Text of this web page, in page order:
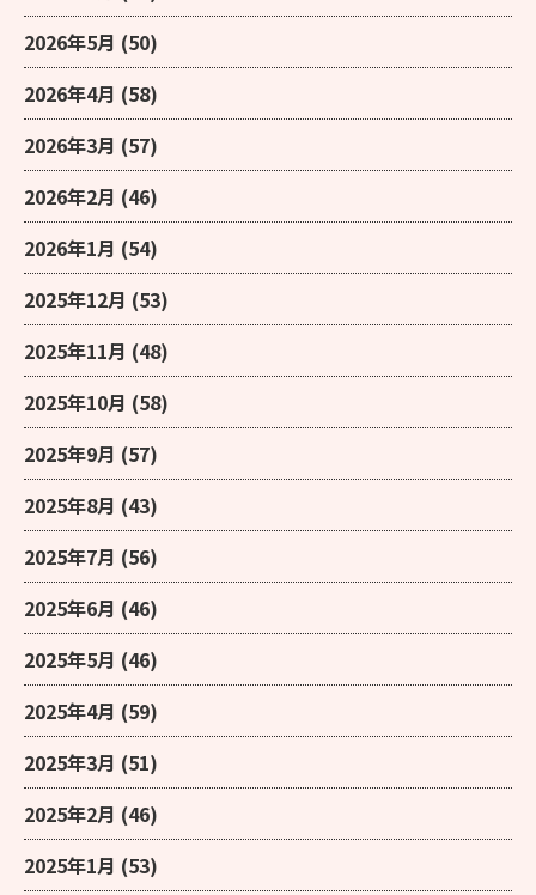
2026年5月 (50)
2026年4月 (58)
2026年3月 (57)
2026年2月 (46)
2026年1月 (54)
2025年12月 (53)
2025年11月 (48)
2025年10月 (58)
2025年9月 (57)
2025年8月 (43)
2025年7月 (56)
2025年6月 (46)
2025年5月 (46)
2025年4月 (59)
2025年3月 (51)
2025年2月 (46)
2025年1月 (53)